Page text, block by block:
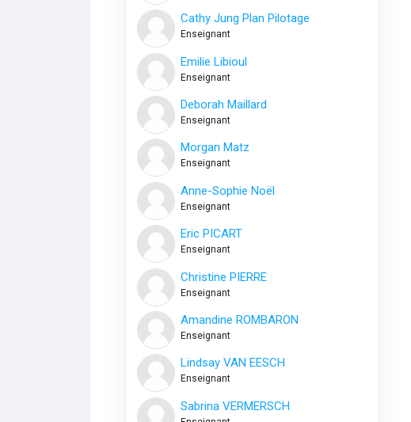
Cathy Jung Plan Pilotage
Enseignant
Emilie Libioul
Enseignant
Deborah Maillard
Enseignant
Morgan Matz
Enseignant
Anne-Sophie Noël
Enseignant
Eric PICART
Enseignant
Christine PIERRE
Enseignant
Amandine ROMBARON
Enseignant
Lindsay VAN EESCH
Enseignant
Sabrina VERMERSCH